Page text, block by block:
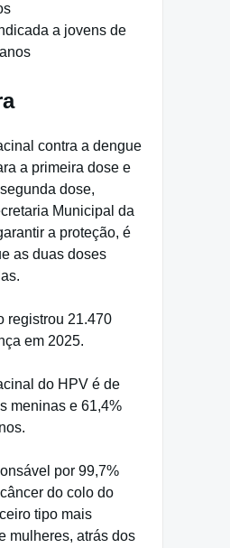
a jovens de
contra a dengue
a primeira dose e
dose,
Municipal da
a proteção, é
as duas doses
registrou 21.470
em 2025.
do HPV é de
meninas e 61,4%
por 99,7%
do colo do
tipo mais
mulheres, atrás dos